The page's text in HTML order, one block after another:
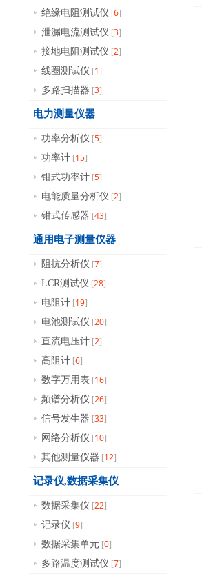
绝缘电阻测试仪 [6]
泄漏电流测试仪 [3]
接地电阻测试仪 [2]
线圈测试仪 [1]
多路扫描器 [3]
电力测量仪器
功率分析仪 [5]
功率计 [15]
钳式功率计 [5]
电能质量分析仪 [2]
钳式传感器 [43]
通用电子测量仪器
阻抗分析仪 [7]
LCR测试仪 [28]
电阻计 [19]
电池测试仪 [20]
直流电压计 [2]
高阻计 [6]
数字万用表 [16]
频谱分析仪 [26]
信号发生器 [33]
网络分析仪 [10]
其他测量仪器 [12]
记录仪,数据采集仪
数据采集仪 [22]
记录仪 [9]
数据采集单元 [0]
多路温度测试仪 [7]